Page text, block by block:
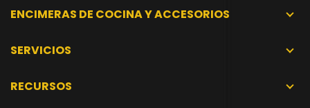
ENCIMERAS DE COCINA Y ACCESORIOS
SERVICIOS
RECURSOS